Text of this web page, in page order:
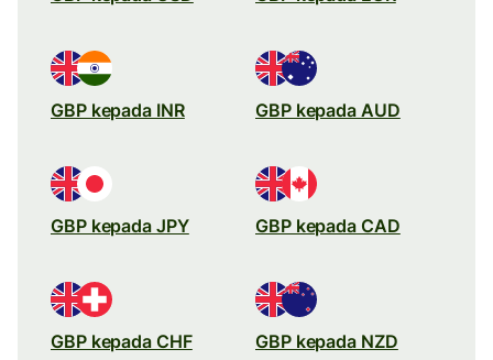
GBP kepada INR GBP kepada AUD
GBP kepada JPY GBP kepada CAD
GBP kepada CHF GBP kepada NZD